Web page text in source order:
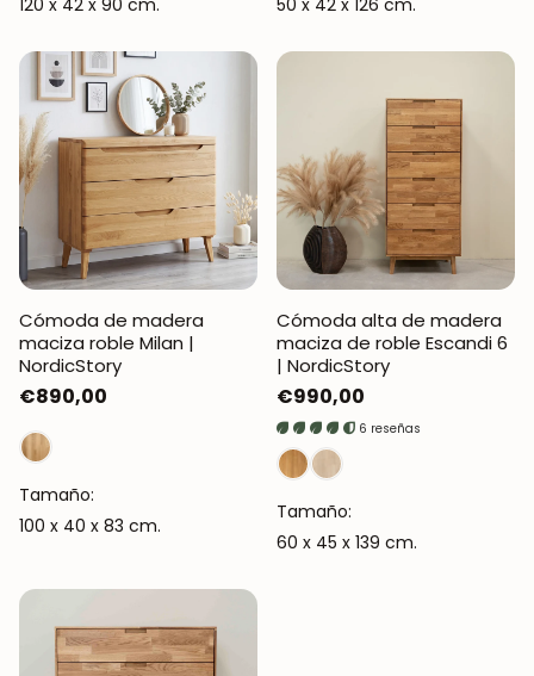
120 x 42 x 90 cm.
50 x 42 x 126 cm.
Cómoda de madera
maciza roble Milan |
NordicStory
Precio
regular
€890,00
Tamaño:
100 x 40 x 83 cm.
Cómoda alta de madera
maciza de roble Escandi 6
| NordicStory
Precio
regular
€990,00
6 reseñas
Tamaño:
60 x 45 x 139 cm.